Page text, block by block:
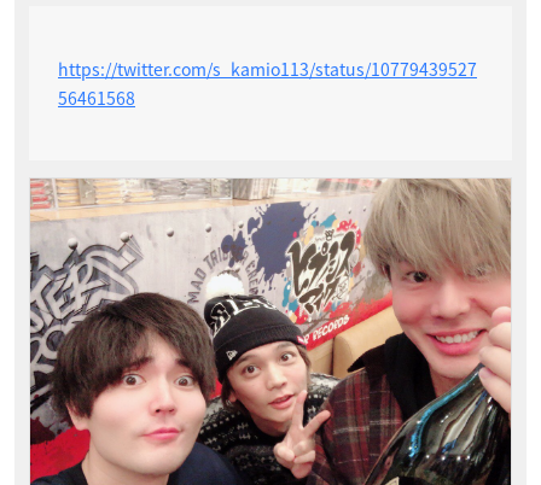
https://twitter.com/s_kamio113/status/10779439527
56461568